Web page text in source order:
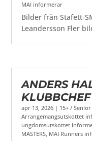
MAI informerar
Bilder från Stafett-
Leandersson Fler
ANDERS
apr 13, 2026 | 15+ /
Arrangemangsutskottet
ungdomsutskottet
MASTERS, MAI Runners